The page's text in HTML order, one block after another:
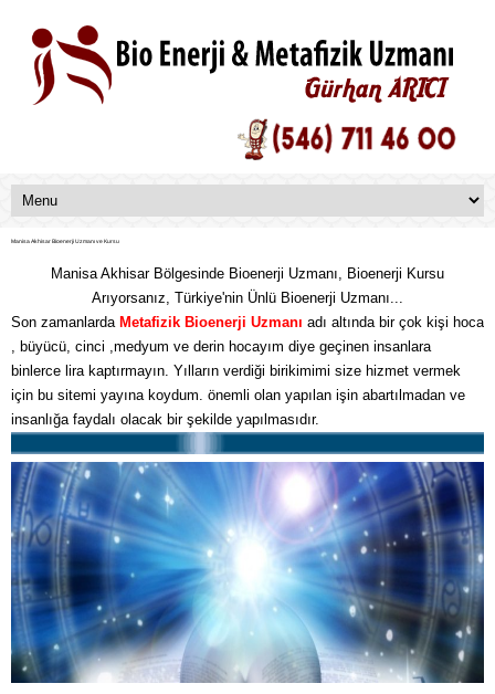
Manisa Akhisar Bioenerji Uzmanı ve Kursu
Manisa Akhisar Bölgesinde Bioenerji Uzmanı, Bioenerji Kursu
Arıyorsanız, Türkiye'nin Ünlü Bioenerji Uzmanı...
Son zamanlarda Metafizik Bioenerji Uzmanı adı altında bir çok kişi hoca
, büyücü, cinci ,medyum ve derin hocayım diye geçinen insanlara
binlerce lira kaptırmayın. Yılların verdiği birikimimi size hizmet vermek
için bu sitemi yayına koydum. önemli olan yapılan işin abartılmadan ve
insanlığa faydalı olacak bir şekilde yapılmasıdır.